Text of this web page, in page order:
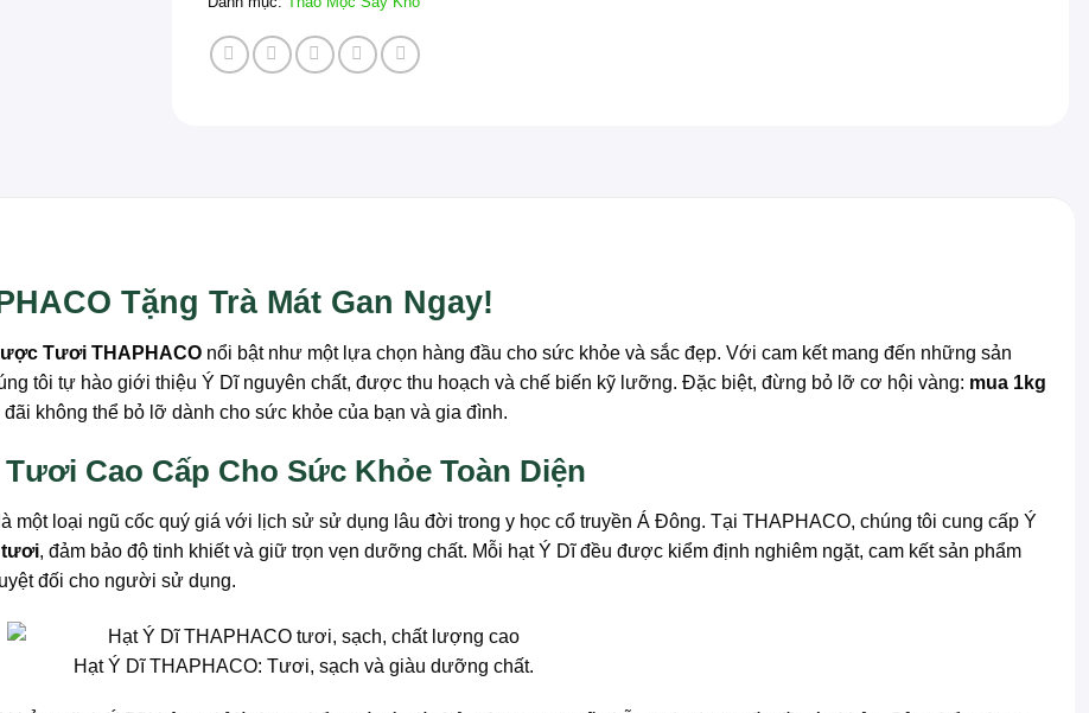
Tặng Trà Mát Gan Ngay!
Tươi THAPHACO nổi bật như một lựa chọn hàng đầu cho sức khỏe và sắc đẹp. Với cam kết mang đến những sản
tôi tự hào giới thiệu Ý Dĩ nguyên chất, được thu hoạch và chế biến kỹ lưỡng. Đặc biệt, đừng bỏ lỡ cơ hội vàng: mua 1kg
không thể bỏ lỡ dành cho sức khỏe của bạn và gia đình.
Cao Cấp Cho Sức Khỏe Toàn Diện
một loại ngũ cốc quý giá với lịch sử sử dụng lâu đời trong y học cổ truyền Á Đông. Tại THAPHACO, chúng tôi cung cấp Ý
tươi, đảm bảo độ tinh khiết và giữ trọn vẹn dưỡng chất. Mỗi hạt Ý Dĩ đều được kiểm định nghiêm ngặt, cam kết sản phẩm
đối cho người sử dụng.
Hạt Ý Dĩ THAPHACO: Tươi, sạch và giàu dưỡng chất.